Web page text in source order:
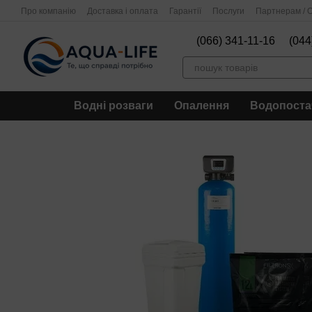
Перейти до основного контенту
Про компанію Доставка і оплата Гарантії Послуги Партнерам /
(066) 341-11-16
Водні розваги Опалення